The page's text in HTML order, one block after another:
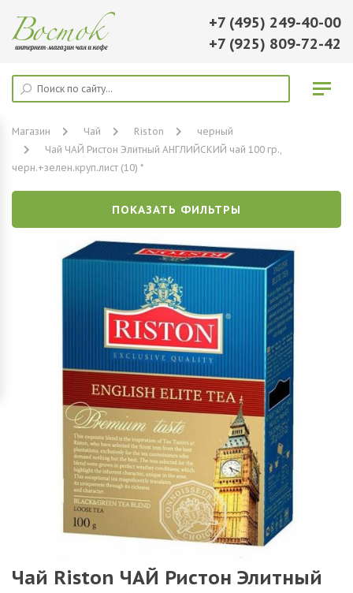
+7 (495) 249-40-00
+7 (925) 809-72-42
Магазин Чай Riston
черный
Чай ЧАЙ Ристон Элитный АНГЛИЙСКИЙ чай 100 гр.,
черн.+зелен.круп.лист (10) *
ПОКАЗАТЬ ФИЛЬТРЫ
Чай Riston ЧАЙ Ристон Элитный